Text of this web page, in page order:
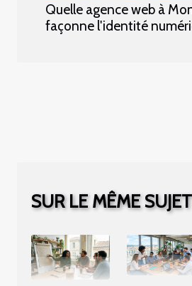
Quelle agence web à
façonne l'identité
SUR LE MÊME SUJET